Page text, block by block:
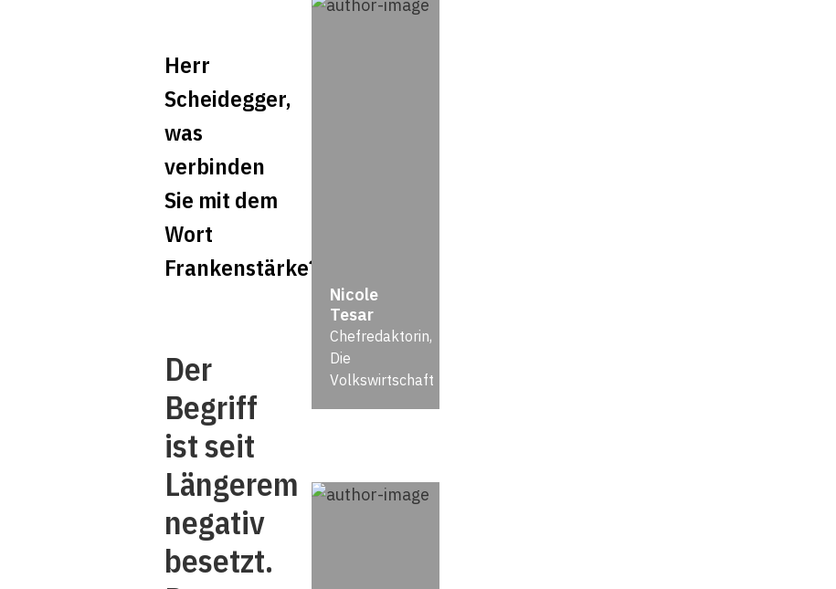
Herr
Scheidegger,
was
verbinden
Sie mit dem
Wort
Frankenstärke?
Der
Begriff
ist seit
Längerem
negativ
besetzt.
Nicole
Tesar
Chefredaktorin,
Die
Volkswirtschaft